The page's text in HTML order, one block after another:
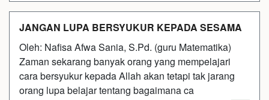
JANGAN LUPA BERSYUKUR KEPADA SESAMA
Oleh: Nafisa Afwa Sania, S.Pd. (guru Matematika)
Zaman sekarang banyak orang yang mempelajari
cara bersyukur kepada Allah akan tetapi tak jarang
orang lupa belajar tentang bagaimana ca